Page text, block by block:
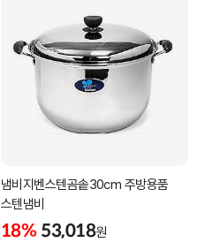
냄비지벤스텐곰솥30cm 주방용품
스텐냄비
18% 53,018원